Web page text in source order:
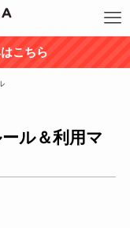
こちら
ル＆利用マ